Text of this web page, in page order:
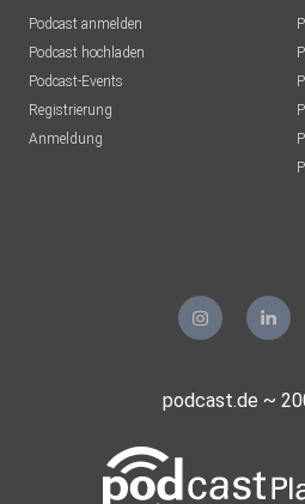
Podcast anmelden
Podcast hochladen
Podcast-Events
Registrierung
Anmeldung
podcast.de ~